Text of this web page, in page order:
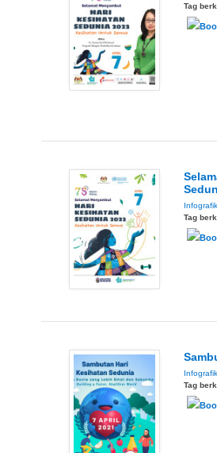
Tag
Infografik
Tag
Infografik
Tag